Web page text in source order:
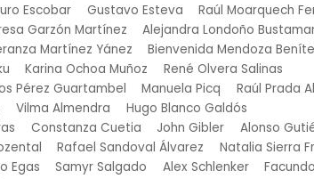
Escobar Gustavo Esteva
Raúl Moarquech
Garzón Martínez
Alejandra Londoño
Martínez Yánez
Bienvenida Mendoza
Karina Ochoa Muñoz
René Olvera Salinas
Pérez Guartambel Manuela Picq
Raúl Prada
Vilma Almendra
Hugo Blanco Galdós
Constanza Cuetia John Gibler
Alonso
Rafael Sandoval Álvarez
Natalia Sierra
Egas Samyr Salgado Alex Schlenker